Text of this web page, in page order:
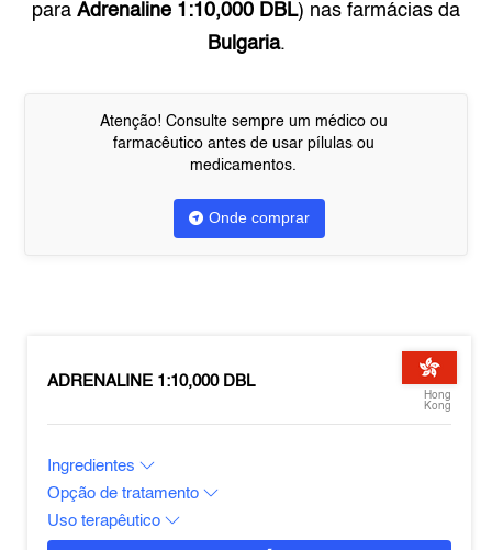
para Adrenaline 1:10,000 DBL) nas farmácias da
Bulgaria.
Atenção! Consulte sempre um médico ou
farmacêutico antes de usar pílulas ou
medicamentos.
Onde comprar
ADRENALINE 1:10,000 DBL
Hong
Kong
Ingredientes
Opção de tratamento
Uso terapêutico